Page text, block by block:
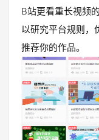
B站更看重长视频
以研究平台规则，
推荐你的作品。